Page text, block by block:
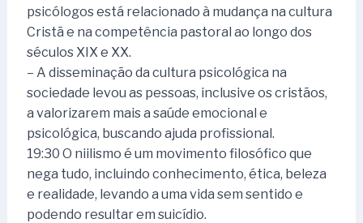
psicólogos está relacionado à mudança na cultura
Cristã e na competência pastoral ao longo dos
séculos XIX e XX.
– A disseminação da cultura psicológica na
sociedade levou as pessoas, inclusive os cristãos,
a valorizarem mais a saúde emocional e
psicológica, buscando ajuda profissional.
19:30 O niilismo é um movimento filosófico que
nega tudo, incluindo conhecimento, ética, beleza
e realidade, levando a uma vida sem sentido e
podendo resultar em suicídio.